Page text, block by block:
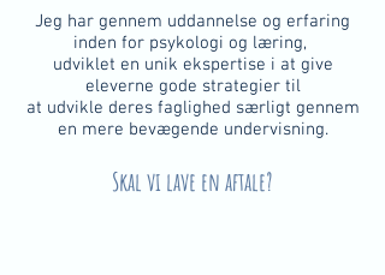
Jeg har gennem uddannelse og erfaring
inden for psykologi og læring,
udviklet en unik ekspertise i at give
eleverne gode strategier til
at udvikle deres faglighed særligt gennem
en mere bevægende undervisning.
Skal vi lave en aftale?